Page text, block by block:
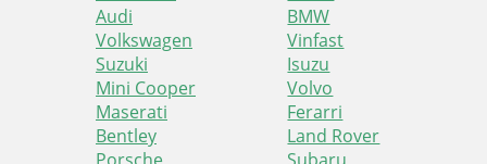
Audi
BMW
Volkswagen
Vinfast
Suzuki
Isuzu
Mini Cooper
Volvo
Maserati
Ferarri
Bentley
Land Rover